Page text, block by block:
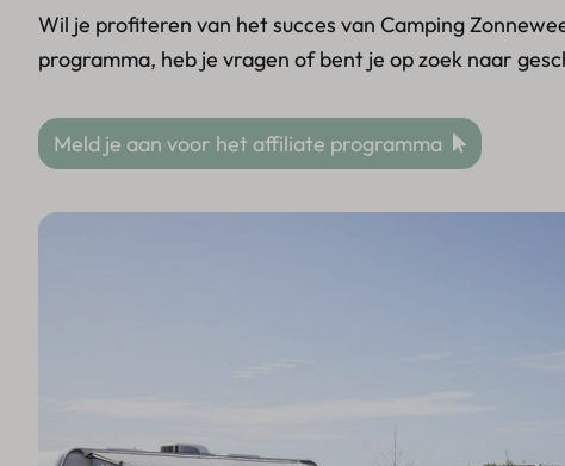
Wil je profiteren van het succes van Camping
programma, heb je vragen of bent je op zoek naar
Meld je aan voor het affiliate programma